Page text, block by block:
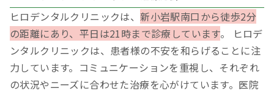
ヒロデンタルクリニックは、新小岩駅南口から徒歩2分
の距離にあり、平日は21時まで診療しています。 ヒロデ
ンタルクリニックは、患者様の不安を和らげることに注
力しています。コミュニケーションを重視し、それぞれ
の状況やニーズに合わせた治療を心がけています。医院